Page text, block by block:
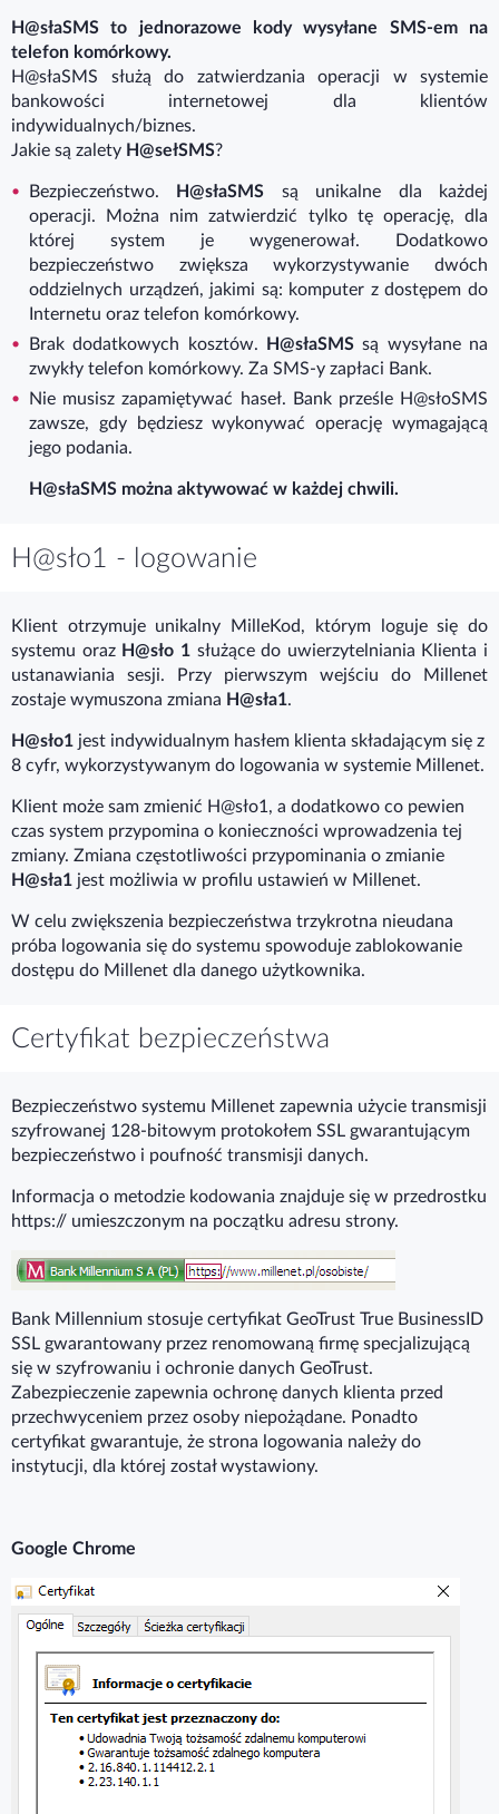
H@słaSMS to jednorazowe kody wysyłane SMS-em na
telefon komórkowy.
H@słaSMS służą do zatwierdzania operacji w systemie
bankowości internetowej dla klientów
indywidualnych/biznes.
Jakie są zalety H@sełSMS?
Bezpieczeństwo. H@słaSMS są unikalne dla każdej
operacji. Można nim zatwierdzić tylko tę operację, dla
której system je wygenerował. Dodatkowo
bezpieczeństwo zwiększa wykorzystywanie dwóch
oddzielnych urządzeń, jakimi są: komputer z dostępem do
Internetu oraz telefon komórkowy.
Brak dodatkowych kosztów.
H@słaSMS są wysyłane na
zwykły telefon komórkowy. Za SMS-y zapłaci Bank.
Nie musisz zapamiętywać haseł. Bank prześle H@słoSMS
zawsze, gdy będziesz wykonywać operację wymagającą
jego podania.
H@słaSMS można aktywować w każdej chwili.
H@sło1 - logowanie
Klient otrzymuje unikalny MilleKod, którym loguje się do
systemu oraz H@sło 1służące do uwierzytelniania Klienta i
ustanawiania sesji. Przy pierwszym wejściu do Millenet
zostaje wymuszona zmiana H@sła1.
H@sło1 jest indywidualnym hasłem klienta składającym się z
8 cyfr, wykorzystywanym do logowania w systemie Millenet.
Klient może sam zmienić H@sło1, a dodatkowo co pewien
czas system przypomina o konieczności wprowadzenia tej
zmiany. Zmiana częstotliwości przypominania o zmianie
H@sła1 jest możliwia w profilu ustawień w Millenet.
W celu zwiększenia bezpieczeństwa trzykrotna nieudana
próba logowania się do systemu spowoduje zablokowanie
dostępu do Millenet dla danego użytkownika.
Certyfikat bezpieczeństwa
Bezpieczeństwo systemu Millenet zapewnia użycie transmisji
szyfrowanej 128-bitowym protokołem SSL gwarantującym
bezpieczeństwo i poufność transmisji danych.
Informacja o metodzie kodowania znajduje się w przedrostku
https:// umieszczonym na początku adresu strony.
Bank Millennium stosuje certyfikat GeoTrust True BusinessID
SSL gwarantowany przez renomowaną firmę specjalizującą
się w szyfrowaniu i ochronie danych GeoTrust.
Zabezpieczenie zapewnia ochronę danych klienta przed
przechwyceniem przez osoby niepożądane. Ponadto
certyfikat gwarantuje, że strona logowania należy do
instytucji, dla której został wystawiony.
Google Chrome